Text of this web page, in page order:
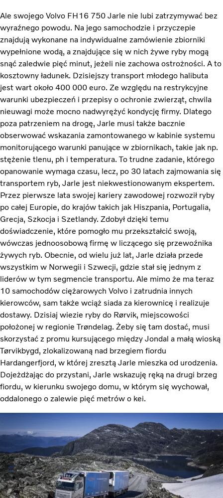
Ale swojego Volvo FH16 750 Jarle nie lubi zatrzymywać bez
wyraźnego powodu. Na jego samochodzie i przyczepie
znajdują wykonane na indywidualne zamówienie zbiorniki
wypełnione wodą, a znajdujące się w nich żywe ryby mogą
snąć zaledwie pięć minut, jeżeli nie zachowa ostrożności. A to
kosztowny ładunek. Dzisiejszy transport młodego halibuta
jest wart około 400 000 euro. Ze względu na restrykcyjne
warunki ubezpieczeń i przepisy o ochronie zwierząt, chwila
nieuwagi może mocno nadwyrężyć kondycję firmy. Dlatego
poza patrzeniem na drogę, Jarle musi także bacznie
obserwować wskazania zamontowanego w kabinie systemu
monitorującego warunki panujące w zbiornikach, takie jak np.
stężenie tlenu, ph i temperatura. To trudne zadanie, którego
opanowanie wymaga czasu, lecz, po 30 latach zajmowania się
transportem ryb, Jarle jest niekwestionowanym ekspertem.
Przez pierwsze lata swojej kariery zawodowej rozwoził ryby
po całej Europie, do krajów takich jak Hiszpania, Portugalia,
Grecja, Szkocja i Szetlandy. Zdobył dzięki temu
doświadczenie, które pomogło mu przekształcić swoją,
wówczas jednoosobową firmę w liczącego się przewoźnika
żywych ryb. Obecnie, od wielu już lat, Jarle działa przede
wszystkim w Norwegii i Szwecji, gdzie stał się jednym z
liderów w tym segmencie transportu. Ale mimo że ma teraz
10 samochodów ciężarowych Volvo i zatrudnia innych
kierowców, sam także wciąż siada za kierownicę i realizuje
dostawy. Dzisiaj wiezie ryby do Rørvik, miejscowości
położonej w regionie Trøndelag. Żeby się tam dostać, musi
skorzystać z promu kursującego między Jondal a małą wioską
Tørvikbygd, zlokalizowaną nad brzegiem fiordu
Hardangerfjord, w której zresztą Jarle mieszka od urodzenia.
Dojeżdżając do przystani, Jarle wskazuję ręką na drugi brzeg
fiordu, w kierunku swojego domu, w którym się wychował,
oddalonego o zalewie pięć metrów o kei.